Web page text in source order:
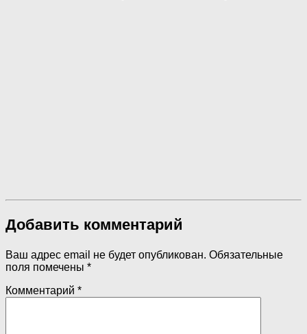
Добавить комментарий
Ваш адрес email не будет опубликован. Обязательные
поля помечены *
Комментарий *